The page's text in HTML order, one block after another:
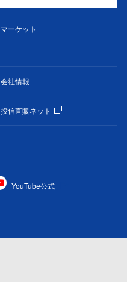
マーケット
会社情報
投信直販ネット
YouTube公式